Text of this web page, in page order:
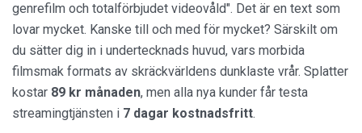
genrefilm och totalförbjudet videovåld". Det är en text som
lovar mycket. Kanske till och med för mycket? Särskilt om
du sätter dig in i undertecknads huvud, vars morbida
filmsmak formats av skräckvärldens dunklaste vrår. Splatter
kostar 89 kr månaden, men alla nya kunder får testa
streamingtjänsten i 7 dagar kostnadsfritt.